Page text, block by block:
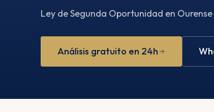
Ley de Segunda Oportunidad en Ourense
Análisis gratuito en 24h